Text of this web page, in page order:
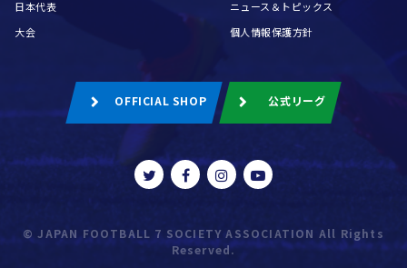
日本代表
大会
ニュース＆トピックス
個人情報保護方針
OFFICIAL SHOP 公式リーグ
© JAPAN FOOTBALL 7 SOCIETY ASSOCIATION All Rights
Reserved.